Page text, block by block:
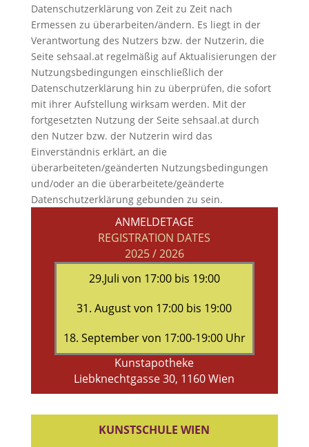
Datenschutzerklärung von Zeit zu Zeit nach
Ermessen zu überarbeiten/ändern. Es liegt in der
Verantwortung des Nutzers bzw. der Nutzerin, die
Seite sehsaal.at regelmäßig auf Aktualisierungen der
Nutzungsbedingungen einschließlich der
Datenschutzerklärung hin zu überprüfen, die sofort
mit ihrer Aufstellung wirksam werden. Mit der
fortgesetzten Nutzung der Seite sehsaal.at durch
den Nutzer bzw. der Nutzerin wird das
Einverständnis erklärt, an die
überarbeiteten/geänderten Nutzungsbedingungen
und/oder an die überarbeitete/geänderte
Datenschutzerklärung gebunden zu sein.
ANMELDETAGE
REGISTRATION DATES
2025 / 2026
29.Juli von 17:00 bis 19:00
31. August von 17:00 bis 19:00
18. September von 17:00-19:00 Uhr
Kunstapotheke
Liebknechtgasse 30, 1160 Wien
KUNSTSCHULE WIEN